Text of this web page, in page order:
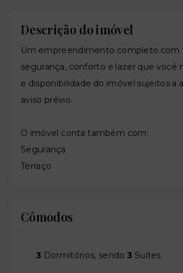
Descrição do imóvel
Um empreendimento completo com
segurança, conforto e lazer que você
e disponibilidade do imóvel sujeitos a
aviso prévio.
O imóvel conta também com:
Segurança
Terraço
Cômodos
3 Dormitórios, sendo 3 Suítes